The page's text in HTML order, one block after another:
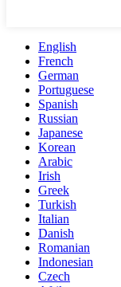
English
French
German
Portuguese
Spanish
Russian
Japanese
Korean
Arabic
Irish
Greek
Turkish
Italian
Danish
Romanian
Indonesian
Czech